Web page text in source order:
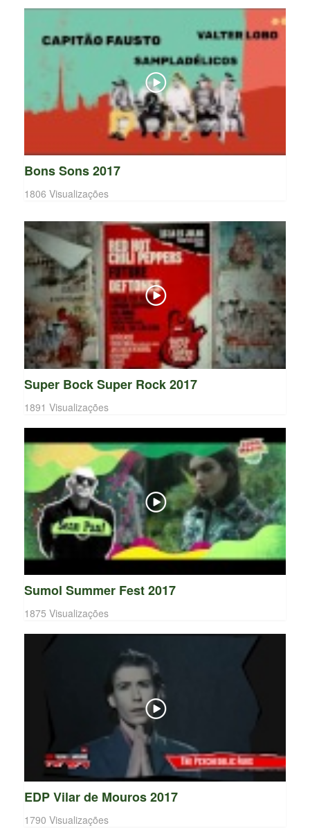
Bons Sons 2017
1806 Visualizações
Super Bock Super Rock 2017
1891 Visualizações
Sumol Summer Fest 2017
1875 Visualizações
EDP Vilar de Mouros 2017
1790 Visualizações